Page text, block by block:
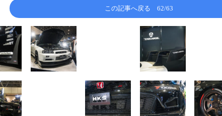
この記事へ戻る 62/63